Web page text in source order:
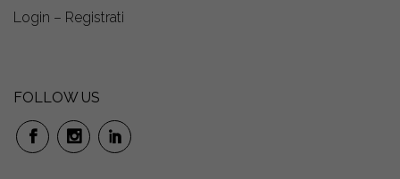
Login – Registrati
FOLLOW US